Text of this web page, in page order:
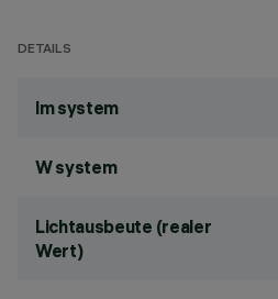
DETAILS
lm system
W system
Lichtausbeute (realer
Wert)